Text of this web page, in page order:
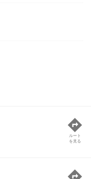
ルート
を見る